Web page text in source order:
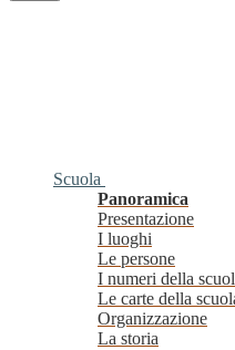
Scuola
Panoramica
Presentazione
I luoghi
Le persone
I numeri della
Le carte della
Organizzazione
La storia